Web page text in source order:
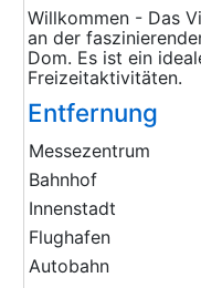
Willkommen - Das
an der
Dom. Es ist ein
Freizeitaktivitäten.
Entfernung
Messezentrum
Bahnhof
Innenstadt
Flughafen
Autobahn